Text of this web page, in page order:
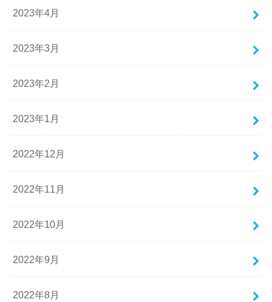
2023年4月
2023年3月
2023年2月
2023年1月
2022年12月
2022年11月
2022年10月
2022年9月
2022年8月